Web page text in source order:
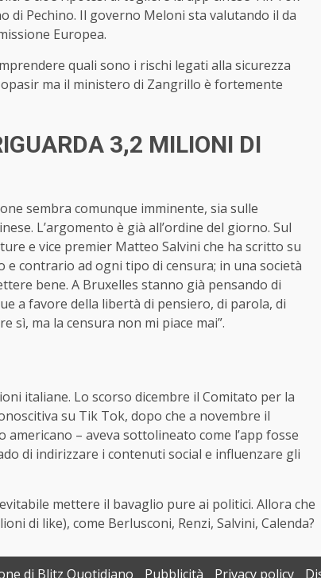
di Pechino. Il governo Meloni sta valutando il da
Europea.
quali sono i rischi legati alla sicurezza
ma il ministero di Zangrillo è fortemente
3,2 MILIONI DI
sembra comunque imminente, sia sulle
L’argomento è già all’ordine del giorno. Sul
e vice premier Matteo Salvini che ha scritto su
e contrario ad ogni tipo di censura; in una società
bene. A Bruxelles stanno già pensando di
a favore della libertà di pensiero, di parola, di
sì, ma la censura non mi piace mai”.
italiane. Lo scorso dicembre il Comitato per la
su Tik Tok, dopo che a novembre il
– aveva sottolineato come l’app fosse
di indirizzare i contenuti social e influenzare gli
mettere il bavaglio pure ai politici. Allora che
di like), come Berlusconi, Renzi, Salvini, Calenda?
di Blitz Quotidiano Pubblicità Privacy policy